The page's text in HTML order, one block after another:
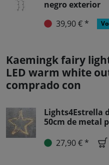
negro exterior
39,90 € *
Kaemingk fairy
LED warm white
comprado con
Lights4Estrella
50cm de metal
27,90 € *